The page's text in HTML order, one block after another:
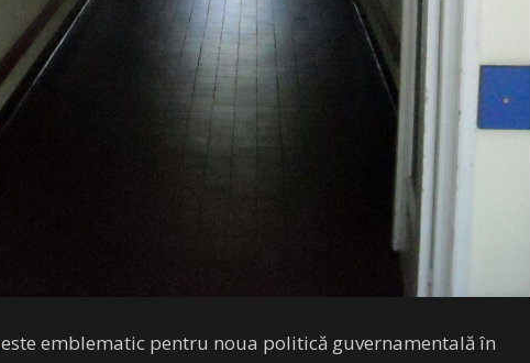
este emblematic pentru noua politică guvernamentală în